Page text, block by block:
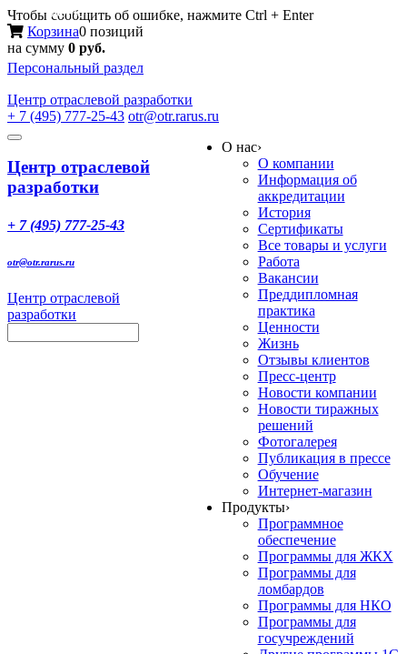
Чтобы сообщить об ошибке, нажмите Ctrl + Enter
Корзина0 позиций
на сумму 0 руб.
Персональный раздел
Центр отраслевой разработки
+ 7 (495) 777-25-43 otr@otr.rarus.ru
Toggle
Меню
Центр отраслевой
разработки
+ 7 (495) 777-25-43
otr@otr.rarus.ru
Центр отраслевой
разработки
О нас›
О компании
Информация об
аккредитации
История
Сертификаты
Все товары и услуги
Работа
Вакансии
Преддипломная
практика
Ценности
Жизнь
Отзывы клиентов
Пресс-центр
Новости компании
Новости тиражных
решений
Фотогалерея
Публикация в прессе
Обучение
Интернет-магазин
Продукты›
Программное
обеспечение
Программы для ЖКХ
Программы для
ломбардов
Программы для НКО
Программы для
госучреждений